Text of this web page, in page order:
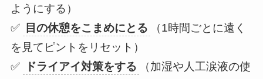
ようにする）
✅
目の休憩をこまめにとる
（1時間ごとに遠く
を見てピントをリセット）
✅
ドライアイ対策をする
（加湿や人工涙液の使